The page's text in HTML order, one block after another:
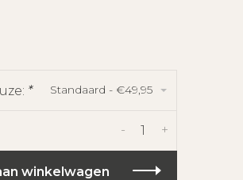
* Standaard - €49,95
+
-
winkelwagen